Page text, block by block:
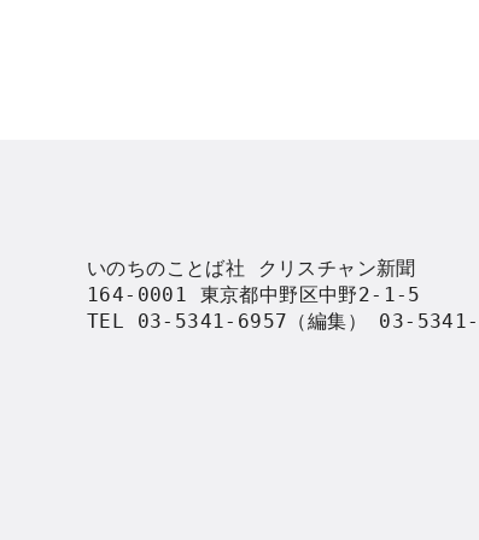
いのちのことば社 クリスチャン新聞
164-0001 東京都中野区中野2-1-5
TEL 03-5341-6957（編集） 03-5341-